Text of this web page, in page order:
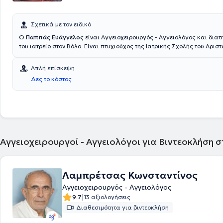
Σχετικά με τον ειδικό
Ο Παππάς Ευάγγελος είναι Αγγειοχειρουργός - Αγγειολόγος και
του ιατρείο στον Βόλο. Είναι πτυχιούχος της Ιατρικής Σχολής του
«Ενδαγγειακές τεχνικές» και υποψήφιος Διδάκτωρ του
Ειδικεύτηκε για 3 χρόνια στη γενική χειρουργική, στη ΄Β Χειρουργική
κλινική του Αριστοτελείου Πανεπιστημίου Θεσσαλονίκης και 4 χρόνια
Αγγειοχειρουργική, στη ΄Β Χειρουργική Πανεπιστημιακή Κλινική του
Απλή επίσκεψη
Δες το κόστος
Αγγειοχειρουργοί - Αγγειολόγοι για Βιντεοκλήση
Λαμπρέτσας Κωνσταντίνος
Αγγειοχειρουργός - Αγγειολόγος
9.7|13 αξιολογήσεις
Διαθεσιμότητα για βιντεοκλήση